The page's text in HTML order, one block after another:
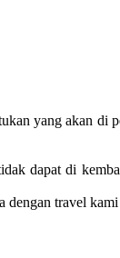
yang akan di
dapat di
dengan travel kami